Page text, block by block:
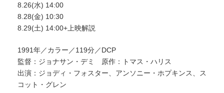
8.26(水) 14:00
8.28(金) 10:30
8.29(土) 14:00+上映解説
1991年／カラー／119分／DCP
監督：ジョナサン・デミ 原作：トマス・ハリス
出演：ジョディ・フォスター、アンソニー・ホプキンス、ス
コット・グレン